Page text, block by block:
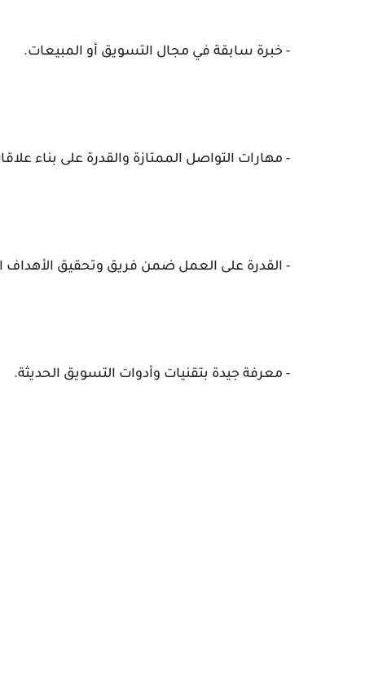
- خبرة سابقة في مجال التسويق أو المبيعات.
- مهارات التواصل الممتازة والقدرة على بناء
- القدرة على العمل ضمن فريق وتحقيق الأهداف
- معرفة جيدة بتقنيات وأدوات التسويق الحديثة.